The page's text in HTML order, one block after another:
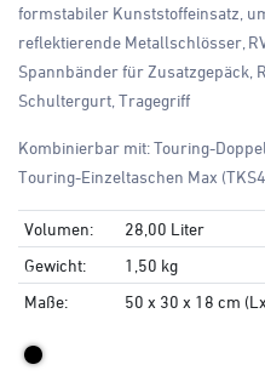
formstabiler Kunststoffeinsatz,
reflektierende Metallschlösser,
Spannbänder für Zusatzgepäck,
Schultergurt, Tragegriff
Kombinierbar mit: Touring-
Touring-Einzeltaschen Max
Volumen:
28,00 Liter
Gewicht:
1,50 kg
Maße:
50 x 30 x 18 cm